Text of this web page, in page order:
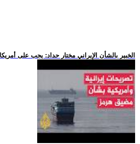
.. الخبير بالشأن الإيراني مختار حداد: يجب على